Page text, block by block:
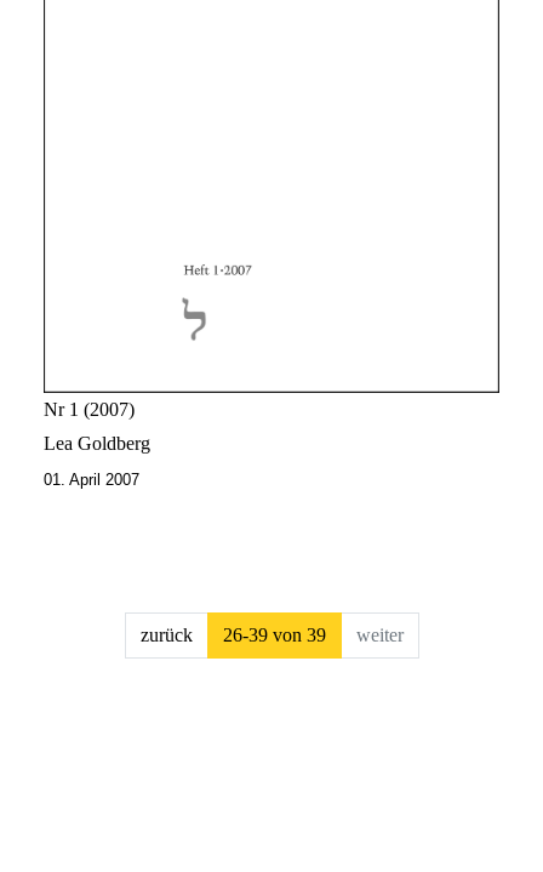
Nr 1
2007
Lea Goldberg
01. April 2007
##issue.pagination##
zurück 26-39 von 39 weiter